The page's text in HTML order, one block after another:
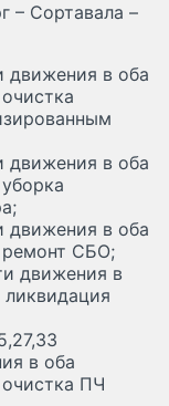
– Сортавала –
движения в оба
движения в оба
движения в оба
ремонт СБО;
движения в
в оба
ПЧ